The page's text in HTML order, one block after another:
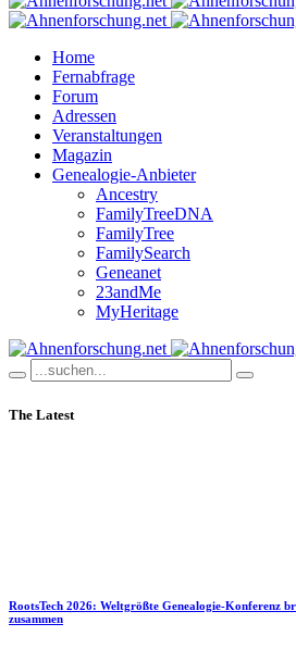
Home
Fernabfrage
Forum
Adressen
Veranstaltungen
Magazin
Genealogie-Anbieter
Ancestry
FamilyTreeDNA
FamilyTree
FamilySearch
Geneanet
23andMe
MyHeritage
The Latest
RootsTech 2026: Weltgrößte Genealogie-Konferenz
zusammen